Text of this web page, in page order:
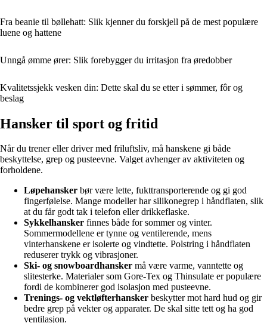
Fra beanie til bøllehatt: Slik kjenner du forskjell på de mest populære
luene og hattene
Unngå ømme ører: Slik forebygger du irritasjon fra øredobber
Kvalitetssjekk vesken din: Dette skal du se etter i sømmer, fôr og
beslag
Hansker til sport og fritid
Når du trener eller driver med friluftsliv, må hanskene gi både
beskyttelse, grep og pusteevne. Valget avhenger av aktiviteten og
forholdene.
Løpehansker bør være lette, fukttransporterende og gi god
fingerfølelse. Mange modeller har silikonegrep i håndflaten, slik
at du får godt tak i telefon eller drikkeflaske.
Sykkelhansker finnes både for sommer og vinter.
Sommermodellene er tynne og ventilerende, mens
vinterhanskene er isolerte og vindtette. Polstring i håndflaten
reduserer trykk og vibrasjoner.
Ski- og snowboardhansker må være varme, vanntette og
slitesterke. Materialer som Gore-Tex og Thinsulate er populære
fordi de kombinerer god isolasjon med pusteevne.
Trenings- og vektløfterhansker beskytter mot hard hud og gir
bedre grep på vekter og apparater. De skal sitte tett og ha god
ventilasjon.